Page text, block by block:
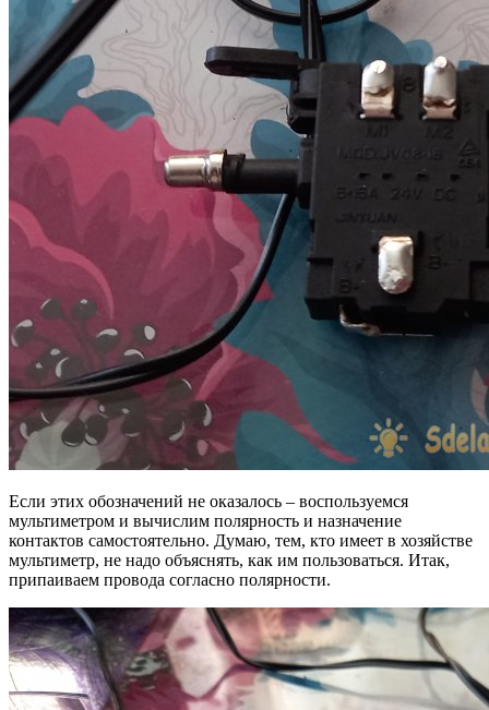
Если этих обозначений не оказалось – воспользуемся
мультиметром и вычислим полярность и назначение
контактов самостоятельно. Думаю, тем, кто имеет в хозяйстве
мультиметр, не надо объяснять, как им пользоваться. Итак,
припаиваем провода согласно полярности.